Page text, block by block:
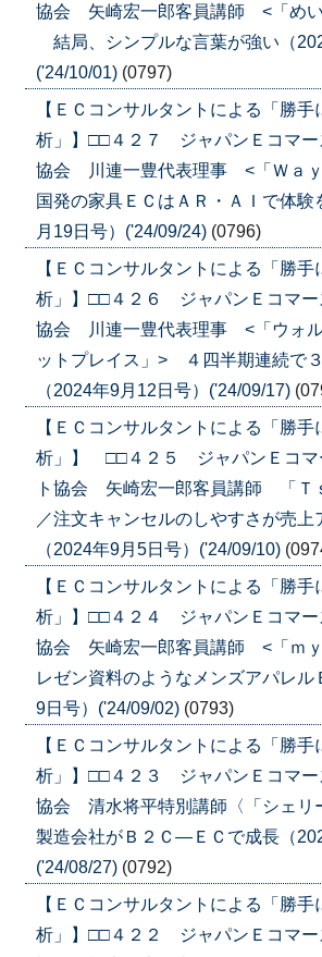
協会 矢崎宏一郎客員講師 <「めい
結局、シンプルな言葉が強い（
('24/10/01) (0797)
【ＥＣコンサルタントによる「勝手
析」】□□４２７ ジャパンＥコマー
協会 川連一豊代表理事 <「Ｗａ
国発の家具ＥＣはＡＲ・ＡＩで体験
月19日号）('24/09/24) (0796)
【ＥＣコンサルタントによる「勝手
析」】□□４２６ ジャパンＥコマー
協会 川連一豊代表理事 <「ウォル
ットプレイス」> ４四半期連続で
（2024年9月12日号）('24/09/17)
【ＥＣコンサルタントによる「勝手
析」】 □□４２５ ジャパンＥコマ
ト協会 矢崎宏一郎客員講師 「Ｔ
／注文キャンセルのしやすさが売上
（2024年9月5日号）('24/09/10)
【ＥＣコンサルタントによる「勝手
析」】□□４２４ ジャパンＥコマー
協会 矢崎宏一郎客員講師 <「ｍ
レゼン資料のようなメンズアパレル
9日号）('24/09/02) (0793)
【ＥＣコンサルタントによる「勝手
析」】□□４２３ ジャパンＥコマー
協会 清水将平特別講師〈「シェリ
製造会社がＢ２Ｃ―ＥＣで成長（
('24/08/27) (0792)
【ＥＣコンサルタントによる「勝
析」】□□４２２ ジャパンＥコマー